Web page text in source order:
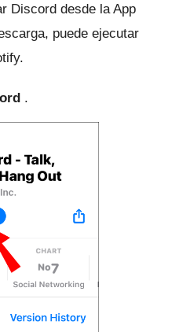
Discord desde la App
puede ejecutar
.